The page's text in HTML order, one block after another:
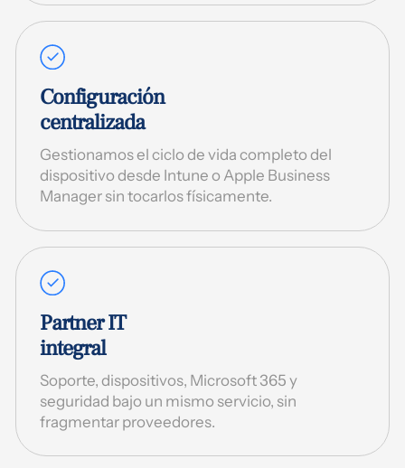
Configuración
centralizada
Gestionamos el ciclo de vida completo del
dispositivo desde Intune o Apple Business
Manager sin tocarlos físicamente.
Partner IT
integral
Soporte, dispositivos, Microsoft 365 y
seguridad bajo un mismo servicio, sin
fragmentar proveedores.